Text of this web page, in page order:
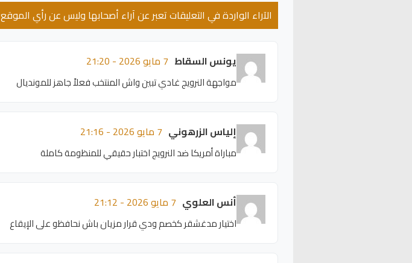
الآراء الواردة في التعليقات تعبر عن آراء أصحابها وليس عن رأي الموقع
يونس السقاط 7 مايو 2026 - 21:20
مواجهة النرويج غادي تبين واش المنتخب فعلاً جاهز للمونديال
إلياس الزرهوني 7 مايو 2026 - 21:16
مباراة أمريكا ضد النرويج اختبار حقيقي للمنظومة كاملة
أنس العلوي 7 مايو 2026 - 21:12
اختيار مدغشقر كخصم ودي قرار مزيان باش نحافظو على الإيقاع